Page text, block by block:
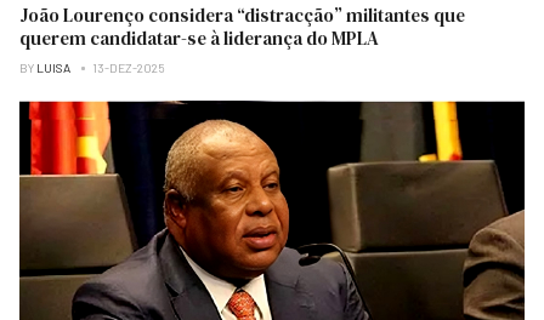
João Lourenço considera “distracção” militantes que
querem candidatar-se à liderança do MPLA
BY LUISA 13-DEZ-2025